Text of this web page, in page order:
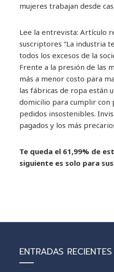
mujeres trabajan desde
Lee la entrevista: Artículo
suscriptores “La industria
todos los excesos de la
Frente a la presión de las
más a menor costo para
las fábricas de ropa están
domicilio para cumplir con
pedidos insostenibles.
pagados y los más
Te queda el 61,99% de
siguiente es solo para
ENTRADAS RECIENTES